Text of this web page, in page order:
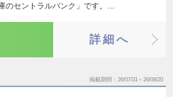
のセントラルバンク」です。…
詳細へ
掲載期間 26/07/31～26/08/20